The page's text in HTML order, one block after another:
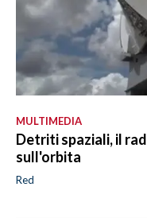
MULTIMEDIA
Detriti spaziali, il
sull'orbita
Red